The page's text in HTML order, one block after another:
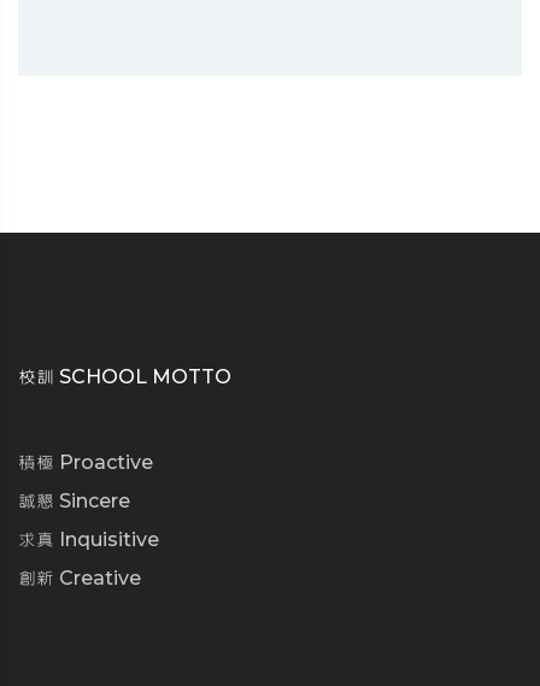
校訓 SCHOOL MOTTO
積極 Proactive
誠懇 Sincere
求真 Inquisitive
創新 Creative